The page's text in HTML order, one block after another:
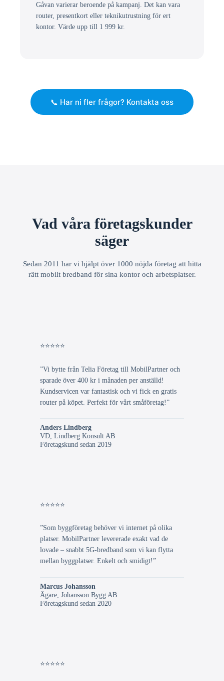
Gåvan varierar beroende på kampanj. Det kan vara
router, presentkort eller teknikutrustning för ert
kontor. Värde upp till 1 999 kr.
📞 Har ni fler frågor? Kontakta oss
Vad våra företagskunder
säger
Sedan 2011 har vi hjälpt över 1000 nöjda företag att hitta
rätt mobilt bredband för sina kontor och arbetsplatser.
⭐⭐⭐⭐⭐
”Vi bytte från Telia Företag till MobilPartner och
sparade över 400 kr i månaden per anställd!
Kundservicen var fantastisk och vi fick en gratis
router på köpet. Perfekt för vårt småföretag!”
Anders Lindberg
VD, Lindberg Konsult AB
Företagskund sedan 2019
⭐⭐⭐⭐⭐
”Som byggföretag behöver vi internet på olika
platser. MobilPartner levererade exakt vad de
lovade – snabbt 5G-bredband som vi kan flytta
mellan byggplatser. Enkelt och smidigt!”
Marcus Johansson
Ägare, Johansson Bygg AB
Företagskund sedan 2020
⭐⭐⭐⭐⭐